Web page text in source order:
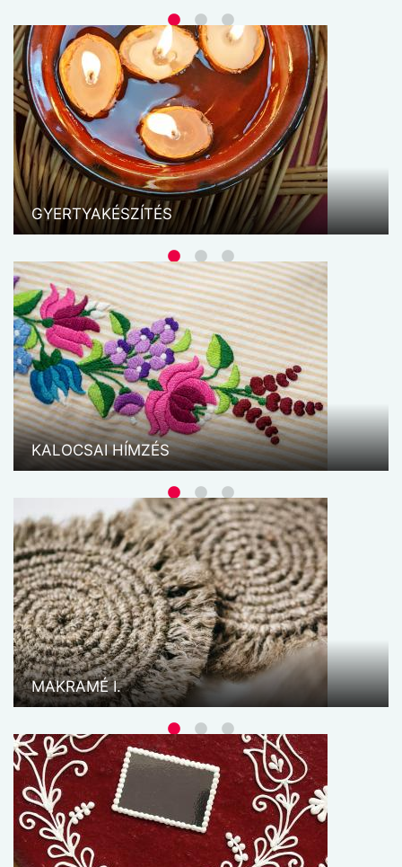
GYERTYAKÉSZÍTÉS
KALOCSAI HÍMZÉS
MAKRAMÉ I.
MAKRAMÉ I.
A 17. századtól beszélhetünk a makraméról,
makramézásról önálló művészeti ágként.
Folyamatos népszerűségének oka, hogy elég
hozzá a két kezünk, a fonal és egy olló. Az
egyszerűsége miatt pedig mindenki
sikerélménnyel használhatja ezt ...
MÉZESKALÁCS
A mézeskalács alakban és díszítményben egyaránt
a legváltozatosabb sütemény. Kevés olyan nagy
hagyománnyal rendelkező kézműves tevékenység
van, amely változatlan alapanyagokból,
összetevőkből készítve ma is él.
NEMEZELÉS
A nemezkészítés egy ősi kelmekészítő mesterség,
melynek során az állati szőrökből erős, mégis
puha, jól szigetelő anyag keletkezik. A gyapjú – a
nemez alapanyaga – gyógyító hatást gyakorol
viselőjére: serkenti a vérkeringést, ...
PASZOMÁNY
A horgolásos technikával létrehozott dekoratív
öltözet díszítési módnak Debrecenben nagy